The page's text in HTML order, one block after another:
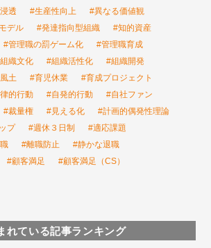
透 #生産性向上
#異なる価値観
デル
#発達指向型組織
#知的資産
#管理職の罰ゲーム化
#管理職育成
織文化 #組織活性化
#組織開発
土 #育児休業
#育成プロジェクト
的行動 #自発的行動
#自社ファン
#裁量権 #見える化
#計画的偶発性理論
プ
#週休３日制
#適応課題
#離職防止
#静かな退職
#顧客満足
#顧客満足（CS）
れている記事ランキング